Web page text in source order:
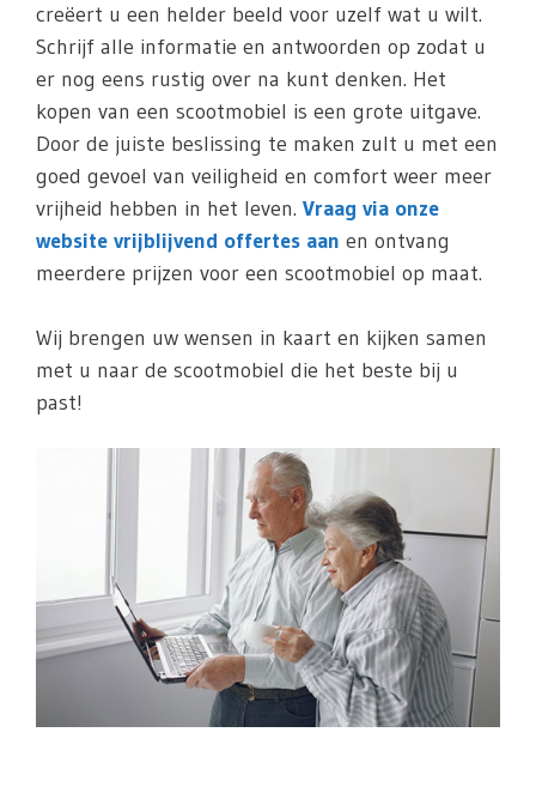
creëert u een helder beeld voor uzelf wat u wilt.
Schrijf alle informatie en antwoorden op zodat u
er nog eens rustig over na kunt denken. Het
kopen van een scootmobiel is een grote uitgave.
Door de juiste beslissing te maken zult u met een
goed gevoel van veiligheid en comfort weer meer
vrijheid hebben in het leven. Vraag via onze
website vrijblijvend offertes aan en ontvang
meerdere prijzen voor een scootmobiel op maat.
Wij brengen uw wensen in kaart en kijken samen
met u naar de scootmobiel die het beste bij u
past!